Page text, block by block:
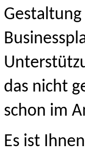
das nicht
schon im
Es ist